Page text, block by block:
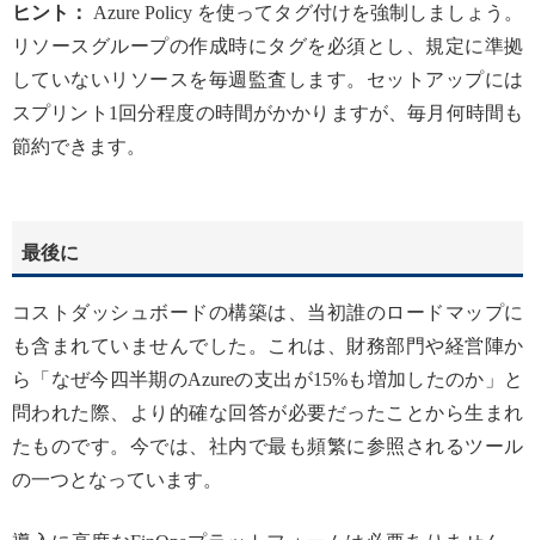
ヒント：
Azure Policy を使ってタグ付けを強制しましょう。
リソースグループの作成時にタグを必須とし、規定に準拠
していないリソースを毎週監査します。セットアップには
スプリント1回分程度の時間がかかりますが、毎月何時間も
節約できます。
最後に
コストダッシュボードの構築は、当初誰のロードマップに
も含まれていませんでした。これは、財務部門や経営陣か
ら「なぜ今四半期のAzureの支出が15%も増加したのか」と
問われた際、より的確な回答が必要だったことから生まれ
たものです。今では、社内で最も頻繁に参照されるツール
の一つとなっています。